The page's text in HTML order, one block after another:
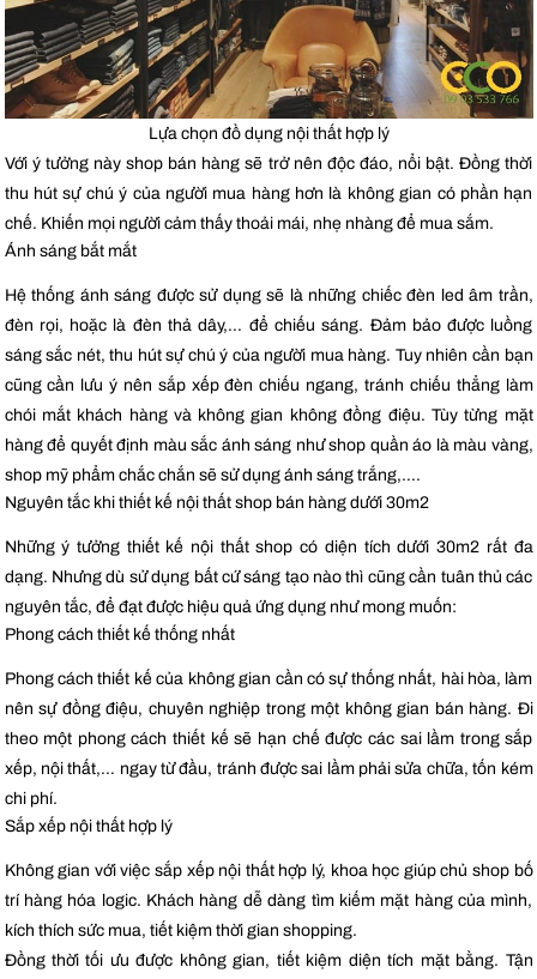
Lựa chọn đồ dụng nội thất hợp lý
Với ý tưởng này shop bán hàng sẽ trở nên độc đáo, nổi bật. Đồng thời
thu hút sự chú ý của người mua hàng hơn là không gian có phần hạn
chế. Khiến mọi người cảm thấy thoải mái, nhẹ nhàng để mua sắm.
Ánh sáng bắt mắt
Hệ thống ánh sáng được sử dụng sẽ là những chiếc đèn led âm trần,
đèn rọi, hoặc là đèn thả dây,… để chiếu sáng. Đảm bảo được luồng
sáng sắc nét, thu hút sự chú ý của người mua hàng. Tuy nhiên cần bạn
cũng cần lưu ý nên sắp xếp đèn chiếu ngang, tránh chiếu thẳng làm
chói mắt khách hàng và không gian không đồng điệu. Tùy từng mặt
hàng để quyết định màu sắc ánh sáng như shop quần áo là màu vàng,
shop mỹ phẩm chắc chắn sẽ sử dụng ánh sáng trắng,….
Nguyên tắc khi thiết kế nội thất shop bán hàng dưới 30m2
Những ý tưởng thiết kế nội thất shop có diện tích dưới 30m2 rất đa
dạng. Nhưng dù sử dụng bất cứ sáng tạo nào thì cũng cần tuân thủ các
nguyên tắc, để đạt được hiệu quả ứng dụng như mong muốn:
Phong cách thiết kế thống nhất
Phong cách thiết kế của không gian cần có sự thống nhất, hài hòa, làm
nên sự đồng điệu, chuyên nghiệp trong một không gian bán hàng. Đi
theo một phong cách thiết kế sẽ hạn chế được các sai lầm trong sắp
xếp, nội thất,… ngay từ đầu, tránh được sai lầm phải sửa chữa, tốn kém
chi phí.
Sắp xếp nội thất hợp lý
Không gian với việc sắp xếp nội thất hợp lý, khoa học giúp chủ shop bố
trí hàng hóa logic. Khách hàng dễ dàng tìm kiếm mặt hàng của mình,
kích thích sức mua, tiết kiệm thời gian shopping.
Đồng thời tối ưu được không gian, tiết kiệm diện tích mặt bằng. Tận